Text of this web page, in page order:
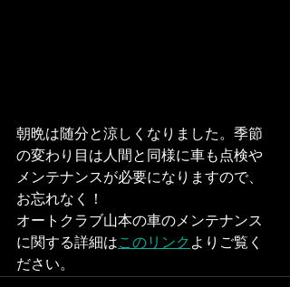
朝晩は随分と涼しくなりました。季節
の変わり目は人間と同様に車も点検や
メンテナンスが必要になりますので、
お忘れなく！
オートクラブ山本の車のメンテナンス
に関する詳細はこのリンクよりご覧く
ださい。